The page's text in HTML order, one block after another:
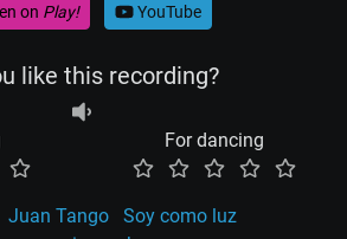
on Play! YouTube
like this recording?
For dancing
Juan Tango
Soy como luz